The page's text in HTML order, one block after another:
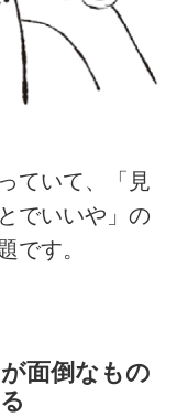
ていて、「見
でいいや」の
です。
面倒なもの